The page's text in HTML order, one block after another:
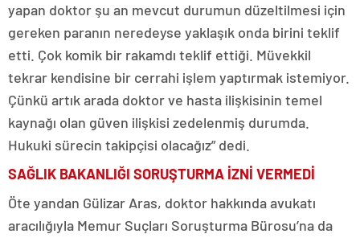
yapan doktor şu an mevcut durumun düzeltilmesi için
gereken paranın neredeyse yaklaşık onda birini teklif
etti. Çok komik bir rakamdı teklif ettiği. Müvekkil
tekrar kendisine bir cerrahi işlem yaptırmak istemiyor.
Çünkü artık arada doktor ve hasta ilişkisinin temel
kaynağı olan güven ilişkisi zedelenmiş durumda.
Hukuki sürecin takipçisi olacağız” dedi.
SAĞLIK BAKANLIĞI SORUŞTURMA İZNİ VERMEDİ
Öte yandan Gülizar Aras, doktor hakkında avukatı
aracılığıyla Memur Suçları Soruşturma Bürosu’na da